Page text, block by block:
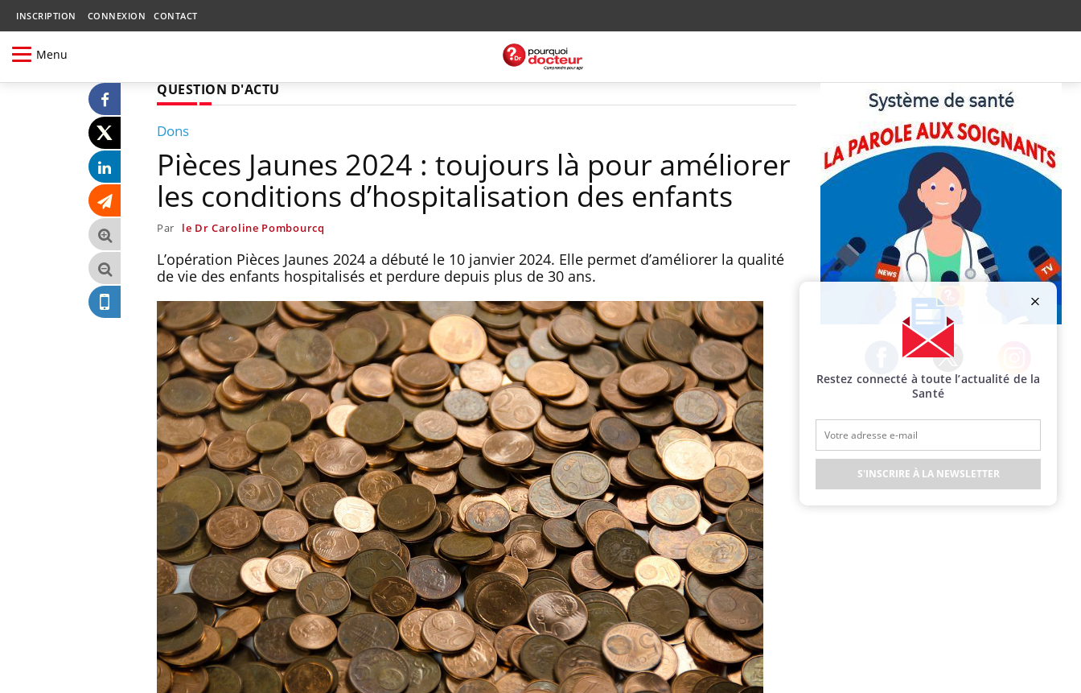
INSCRIPTION CONNEXION CONTACT
Menu
QUESTION D'ACTU
Dons
Pièces Jaunes 2024 : toujours là pour améliorer
les conditions d’hospitalisation des enfants
Par le Dr Caroline Pombourcq
L’opération Pièces Jaunes 2024 a débuté le 10 janvier 2024. Elle permet d’améliorer la qualité
de vie des enfants hospitalisés et perdure depuis plus de 30 ans.
Facebook Twitter Instagram
Restez connecté à toute l’actualité de la
Santé
S'INSCRIRE À LA NEWSLETTER